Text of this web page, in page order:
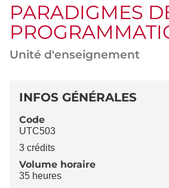
ici :
PARADIGMES
Unité d'enseignement
DÉTAILS
INFOS GÉNÉRALES
Code
UTC503
3 crédits
Volume horaire
35 heures